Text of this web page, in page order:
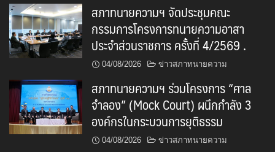
สภาทนายความฯ จัดประชุมคณะ
กรรมการโครงการทนายความอาสา
ประจำส่วนราชการ ครั้งที่ 4/2569 .
04/08/2026 ข่าวสภาทนายความ
สภาทนายความฯ ร่วมโครงการ “ศาล
จำลอง” (Mock Court) ผนึกกำลัง 3
องค์กรในกระบวนการยุติธรรม
04/08/2026 ข่าวสภาทนายความ